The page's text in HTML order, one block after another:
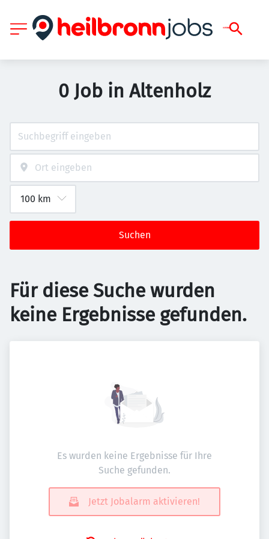
0 Job in Altenholz
Suchen
Für diese Suche wurden
keine Ergebnisse gefunden.
Es wurden keine Ergebnisse für Ihre
Suche gefunden.
Jetzt Jobalarm aktivieren!